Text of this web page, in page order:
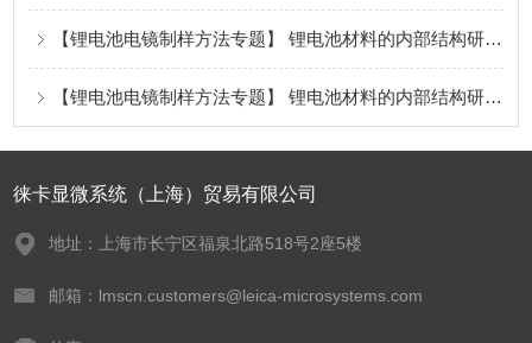
【锂电池电镜制样方法专题】 锂电池材料的内部结构研究手段，你选对了吗？（二）--- 锂电池隔膜基础篇
【锂电池电镜制样方法专题】 锂电池材料的内部结构研究手段，你选对了吗？（一）
徕卡显微系统（上海）贸易有限公司
地址：上海市长宁区福泉北路518号2座5楼
邮箱：lmscn.customers@leica-microsystems.com